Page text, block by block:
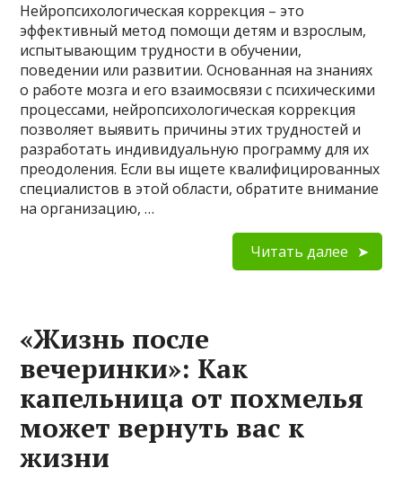
Нейропсихологическая коррекция – это
эффективный метод помощи детям и взрослым,
испытывающим трудности в обучении,
поведении или развитии. Основанная на знаниях
о работе мозга и его взаимосвязи с психическими
процессами, нейропсихологическая коррекция
позволяет выявить причины этих трудностей и
разработать индивидуальную программу для их
преодоления. Если вы ищете квалифицированных
специалистов в этой области, обратите внимание
на организацию, …
Читать далее
«Жизнь после
вечеринки»: Как
капельница от похмелья
может вернуть вас к
жизни